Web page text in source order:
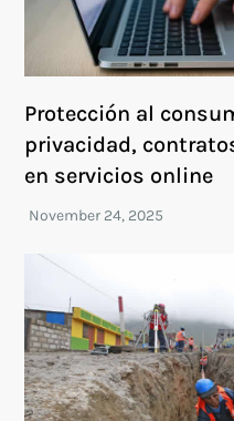
Protección al
privacidad,
en servicios online